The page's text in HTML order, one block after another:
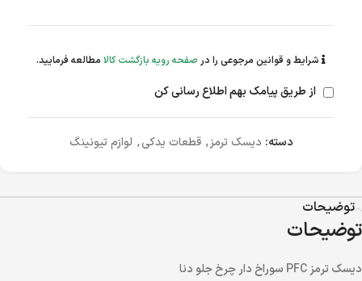
شرایط و قوانین مرجوعی را در صفحه رویه بازگشت کالا مطالعه فرمایید.
از طریق پیامک بهم اطلاع رسانی کن
دسته: دیسک ترمز, قطعات یدکی, لوازم تیونینگ
توضیحات
توضیحات
دیسک ترمز PFC سوراخ دار چرخ جلو دنا